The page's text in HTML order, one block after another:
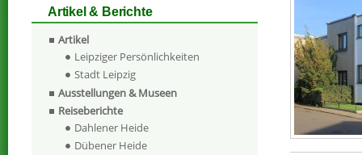
Artikel & Berichte
Artikel
Leipziger Persönlichkeiten
Stadt Leipzig
Ausstellungen & Museen
Reiseberichte
Dahlener Heide
Dübener Heide